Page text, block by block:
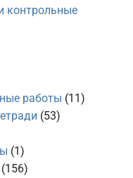
контрольные
работы (11)
(53)
(1)
(156)